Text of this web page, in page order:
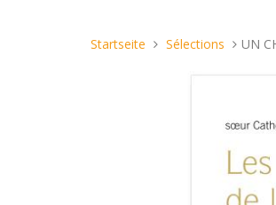
Sie
Startseite Sélections UN